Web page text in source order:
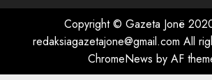
ngjau me Talo
dëshmia e
flet për
plagosën!
Copyright © Gazeta Jonë
redaksiagazetajone@gmail.com All
ChromeNews by AF